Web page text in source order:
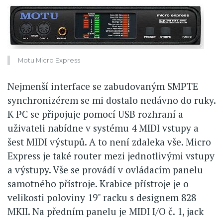
Motu Micro Express
Nejmenší interface se zabudovaným SMPTE
synchronizérem se mi dostalo nedávno do ruky.
K PC se připojuje pomocí USB rozhraní a
uživateli nabídne v systému 4 MIDI vstupy a
šest MIDI výstupů. A to není zdaleka vše. Micro
Express je také router mezi jednotlivými vstupy
a výstupy. Vše se provádí v ovládacím panelu
samotného přístroje. Krabice přístroje je o
velikosti poloviny 19" racku s designem 828
MKII. Na předním panelu je MIDI I/O č. 1, jack